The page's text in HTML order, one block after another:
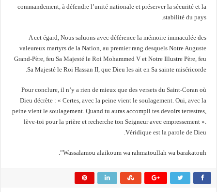
commandement, à défendre l’unité nationale et préserver la sécurité et la
stabilité du pays.
A cet égard, Nous saluons avec déférence la mémoire immaculée des
valeureux martyrs de la Nation, au premier rang desquels Notre Auguste
Grand-Père, feu Sa Majesté le Roi Mohammed V et Notre Illustre Père, feu
Sa Majesté le Roi Hassan II, que Dieu les ait en Sa sainte miséricorde.
Pour conclure, il n’y a rien de mieux que des versets du Saint-Coran où
Dieu décrète : « Certes, avec la peine vient le soulagement. Oui, avec la
peine vient le soulagement. Quand tu auras accompli tes devoirs terrestres,
lève-toi pour la prière et recherche ton Seigneur avec empressement ».
Véridique est la parole de Dieu.
Wassalamou alaikoum wa rahmatoullah wa barakatouh”.